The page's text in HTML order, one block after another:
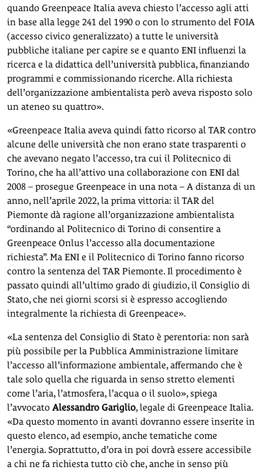
quando Greenpeace Italia aveva chiesto l’accesso agli atti
in base alla legge 241 del 1990 o con lo strumento del FOIA
(accesso civico generalizzato) a tutte le università
pubbliche italiane per capire se e quanto ENI influenzi la
ricerca e la didattica dell’università pubblica, finanziando
programmi e commissionando ricerche. Alla richiesta
dell’organizzazione ambientalista però aveva risposto solo
un ateneo su quattro».
«Greenpeace Italia aveva quindi fatto ricorso al TAR contro
alcune delle università che non erano state trasparenti o
che avevano negato l’accesso, tra cui il Politecnico di
Torino, che ha all’attivo una collaborazione con ENI dal
2008 – prosegue Greenpeace in una nota – A distanza di un
anno, nell’aprile 2022, la prima vittoria: il TAR del
Piemonte dà ragione all’organizzazione ambientalista
“ordinando al Politecnico di Torino di consentire a
Greenpeace Onlus l’accesso alla documentazione
richiesta”. Ma ENI e il Politecnico di Torino fanno ricorso
contro la sentenza del TAR Piemonte. Il procedimento è
passato quindi all’ultimo grado di giudizio, il Consiglio di
Stato, che nei giorni scorsi si è espresso accogliendo
integralmente la richiesta di Greenpeace».
«La sentenza del Consiglio di Stato è perentoria: non sarà
più possibile per la Pubblica Amministrazione limitare
l’accesso all’informazione ambientale, affermando che è
tale solo quella che riguarda in senso stretto elementi
come l’aria, l’atmosfera, l’acqua o il suolo», spiega
l’avvocato Alessandro Gariglio, legale di Greenpeace Italia.
«Da questo momento in avanti dovranno essere inserite in
questo elenco, ad esempio, anche tematiche come
l’energia. Soprattutto, d’ora in poi dovrà essere accessibile
a chi ne fa richiesta tutto ciò che, anche in senso più